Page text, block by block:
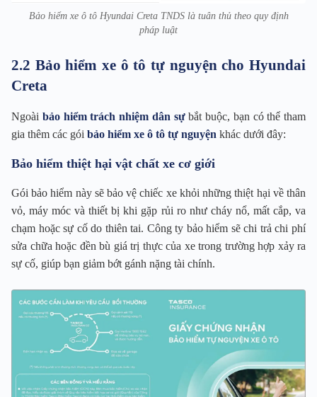
Bảo hiểm xe ô tô Hyundai Creta TNDS là tuân thủ theo quy định
pháp luật
2.2 Bảo hiểm xe ô tô tự nguyện cho Hyundai
Creta
Ngoài bảo hiểm trách nhiệm dân sựbắt buộc, bạn có thể tham
gia thêm các gói bảo hiểm xe ô tô tự nguyện khác dưới đây:
Bảo hiểm thiệt hại vật chất xe cơ giới
Gói bảo hiểm này sẽ bảo vệ chiếc xe khỏi những thiệt hại về thân
vỏ, máy móc và thiết bị khi gặp rủi ro như cháy nổ, mất cắp, va
chạm hoặc sự cố do thiên tai. Công ty bảo hiểm sẽ chi trả chi phí
sửa chữa hoặc đền bù giá trị thực của xe trong trường hợp xảy ra
sự cố, giúp bạn giảm bớt gánh nặng tài chính.